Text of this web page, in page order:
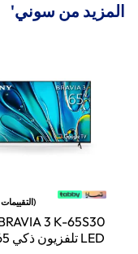
المزيد من سوني'
التقييمات)